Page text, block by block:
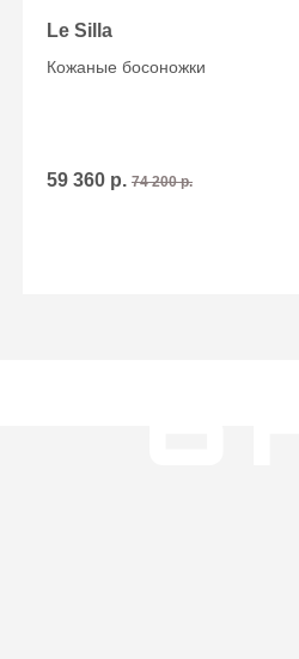
Le Silla
Кожаные босоножки
59 360 р. 74 200 р.